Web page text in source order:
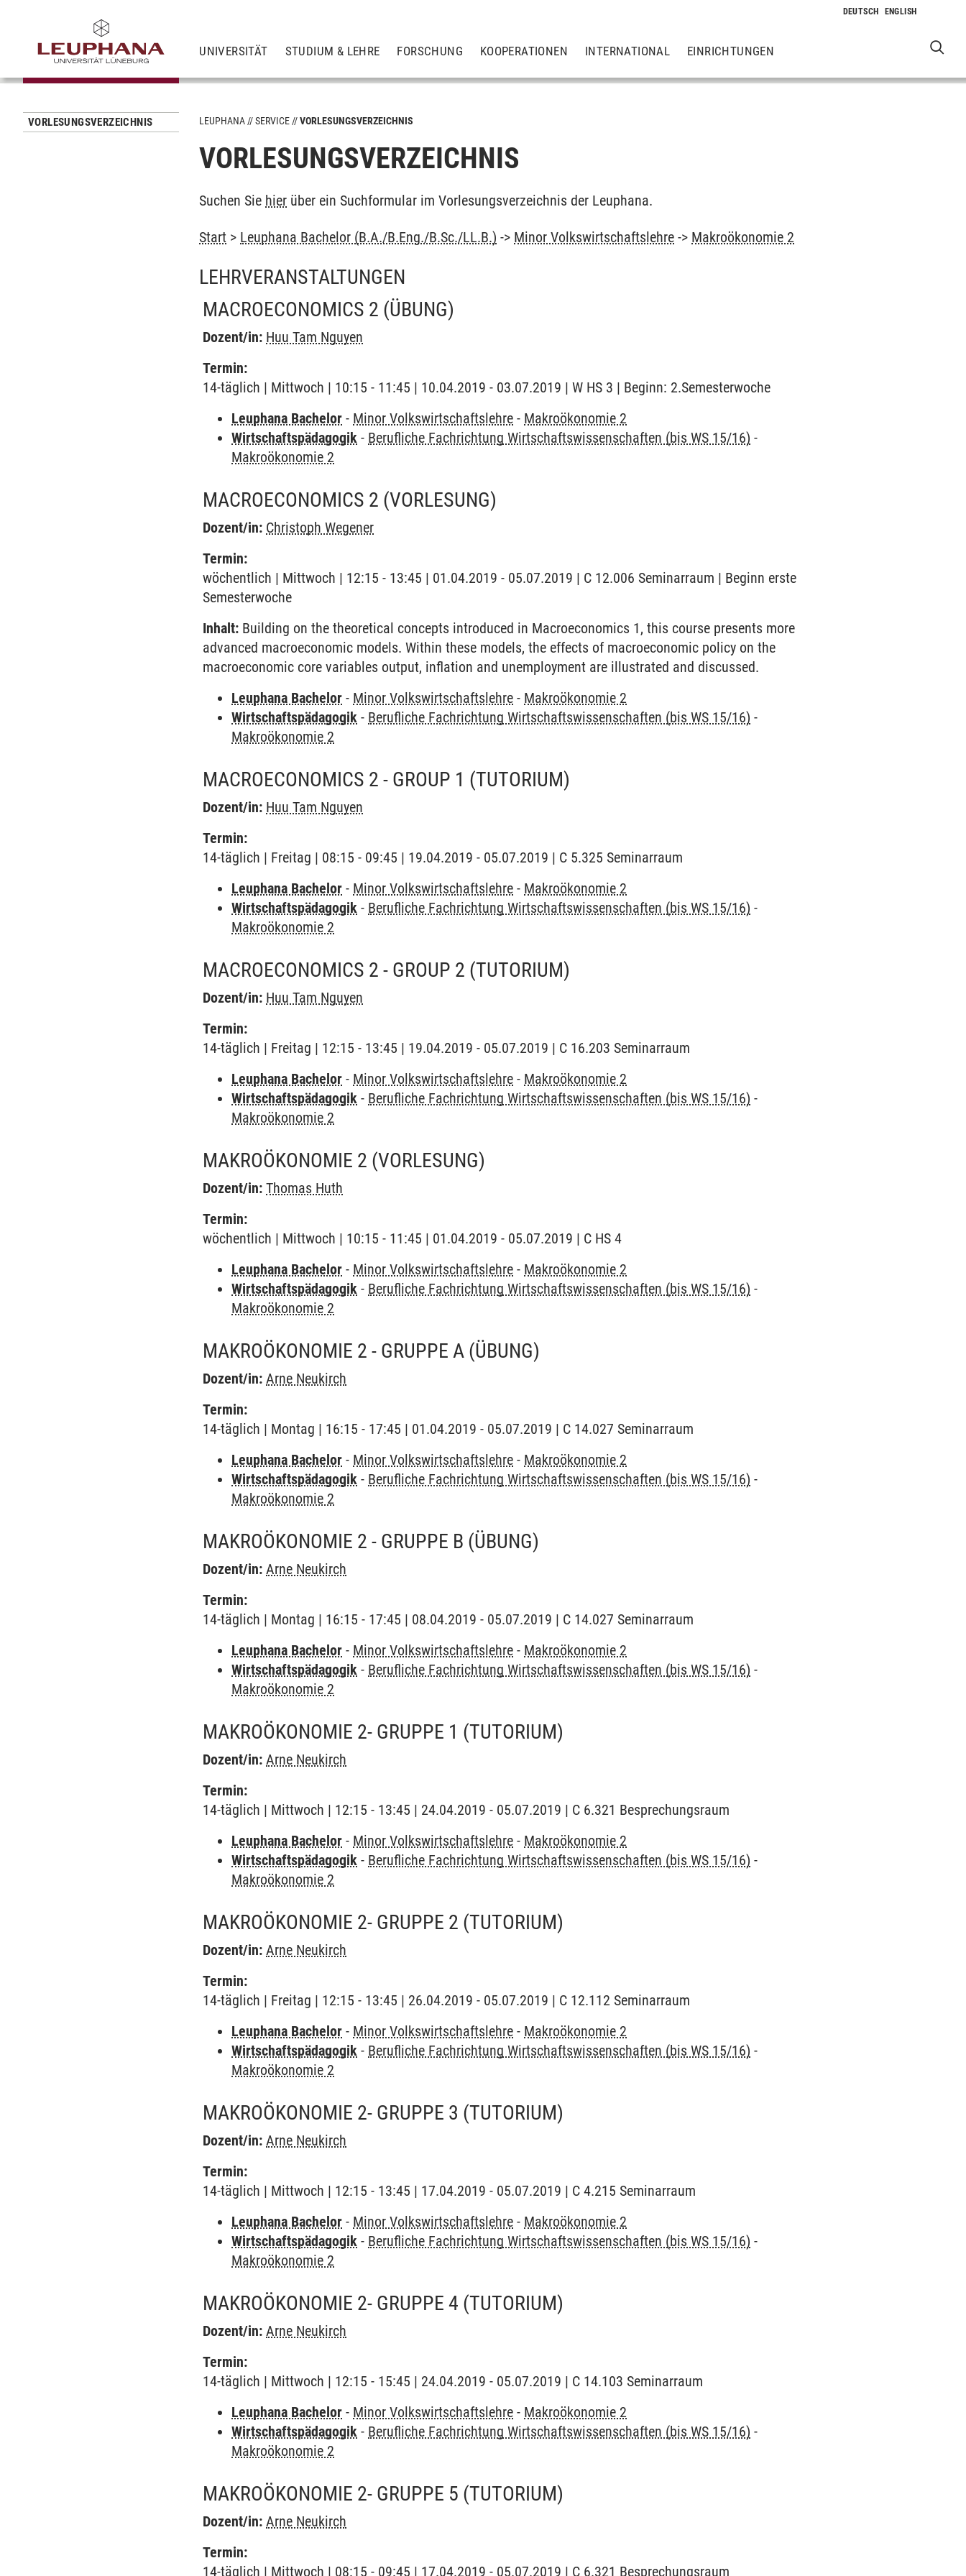
UNIVERSITÄT STUDIUM & LEHRE FORSCHUNG KOOPERATIONEN INTERNATIONAL EINRICHTUNGEN
VORLESUNGSVERZEICHNIS LEUPHANA SERVICE VORLESUNGSVERZEICHNIS
VORLESUNGSVERZEICHNIS
Suchen Sie hier über ein Suchformular im Vorlesungsverzeichnis der Leuphana.
Start > Leuphana Bachelor (B.A./B.Eng./B.Sc./LL.B.) -> Minor Volkswirtschaftslehre -> Makroökonomie 2
LEHRVERANSTALTUNGEN
MACROECONOMICS 2 (ÜBUNG)
Dozent/in: Huu Tam Nguyen
Termin:
14-täglich | Mittwoch | 10:15 - 11:45 | 10.04.2019 - 03.07.2019 | W HS 3 | Beginn: 2.Semesterwoche
Leuphana Bachelor - Minor Volkswirtschaftslehre - Makroökonomie 2
Wirtschaftspädagogik - Berufliche Fachrichtung Wirtschaftswissenschaften (bis WS 15/16) -
Makroökonomie 2
MACROECONOMICS 2 (VORLESUNG)
Dozent/in: Christoph Wegener
Termin:
wöchentlich | Mittwoch | 12:15 - 13:45 | 01.04.2019 - 05.07.2019 | C 12.006 Seminarraum | Beginn erste
Semesterwoche
Inhalt: Building on the theoretical concepts introduced in Macroeconomics 1, this course presents more
advanced macroeconomic models. Within these models, the effects of macroeconomic policy on the
macroeconomic core variables output, inflation and unemployment are illustrated and discussed.
Leuphana Bachelor - Minor Volkswirtschaftslehre - Makroökonomie 2
Wirtschaftspädagogik - Berufliche Fachrichtung Wirtschaftswissenschaften (bis WS 15/16) -
Makroökonomie 2
MACROECONOMICS 2 - GROUP 1 (TUTORIUM)
Dozent/in: Huu Tam Nguyen
Termin:
14-täglich | Freitag | 08:15 - 09:45 | 19.04.2019 - 05.07.2019 | C 5.325 Seminarraum
Leuphana Bachelor - Minor Volkswirtschaftslehre - Makroökonomie 2
Wirtschaftspädagogik - Berufliche Fachrichtung Wirtschaftswissenschaften (bis WS 15/16) -
Makroökonomie 2
MACROECONOMICS 2 - GROUP 2 (TUTORIUM)
Dozent/in: Huu Tam Nguyen
Termin:
14-täglich | Freitag | 12:15 - 13:45 | 19.04.2019 - 05.07.2019 | C 16.203 Seminarraum
Leuphana Bachelor - Minor Volkswirtschaftslehre - Makroökonomie 2
Wirtschaftspädagogik - Berufliche Fachrichtung Wirtschaftswissenschaften (bis WS 15/16) -
Makroökonomie 2
MAKROÖKONOMIE 2 (VORLESUNG)
Dozent/in: Thomas Huth
Termin:
wöchentlich | Mittwoch | 10:15 - 11:45 | 01.04.2019 - 05.07.2019 | C HS 4
Leuphana Bachelor - Minor Volkswirtschaftslehre - Makroökonomie 2
Wirtschaftspädagogik - Berufliche Fachrichtung Wirtschaftswissenschaften (bis WS 15/16) -
Makroökonomie 2
MAKROÖKONOMIE 2 - GRUPPE A (ÜBUNG)
Dozent/in: Arne Neukirch
Termin:
14-täglich | Montag | 16:15 - 17:45 | 01.04.2019 - 05.07.2019 | C 14.027 Seminarraum
Leuphana Bachelor - Minor Volkswirtschaftslehre - Makroökonomie 2
Wirtschaftspädagogik - Berufliche Fachrichtung Wirtschaftswissenschaften (bis WS 15/16) -
Makroökonomie 2
MAKROÖKONOMIE 2 - GRUPPE B (ÜBUNG)
Dozent/in: Arne Neukirch
Termin:
14-täglich | Montag | 16:15 - 17:45 | 08.04.2019 - 05.07.2019 | C 14.027 Seminarraum
Leuphana Bachelor - Minor Volkswirtschaftslehre - Makroökonomie 2
Wirtschaftspädagogik - Berufliche Fachrichtung Wirtschaftswissenschaften (bis WS 15/16) -
Makroökonomie 2
MAKROÖKONOMIE 2- GRUPPE 1 (TUTORIUM)
Dozent/in: Arne Neukirch
Termin:
14-täglich | Mittwoch | 12:15 - 13:45 | 24.04.2019 - 05.07.2019 | C 6.321 Besprechungsraum
Leuphana Bachelor - Minor Volkswirtschaftslehre - Makroökonomie 2
Wirtschaftspädagogik - Berufliche Fachrichtung Wirtschaftswissenschaften (bis WS 15/16) -
Makroökonomie 2
MAKROÖKONOMIE 2- GRUPPE 2 (TUTORIUM)
Dozent/in: Arne Neukirch
Termin:
14-täglich | Freitag | 12:15 - 13:45 | 26.04.2019 - 05.07.2019 | C 12.112 Seminarraum
Leuphana Bachelor - Minor Volkswirtschaftslehre - Makroökonomie 2
Wirtschaftspädagogik - Berufliche Fachrichtung Wirtschaftswissenschaften (bis WS 15/16) -
Makroökonomie 2
MAKROÖKONOMIE 2- GRUPPE 3 (TUTORIUM)
Dozent/in: Arne Neukirch
Termin:
14-täglich | Mittwoch | 12:15 - 13:45 | 17.04.2019 - 05.07.2019 | C 4.215 Seminarraum
Leuphana Bachelor - Minor Volkswirtschaftslehre - Makroökonomie 2
Wirtschaftspädagogik - Berufliche Fachrichtung Wirtschaftswissenschaften (bis WS 15/16) -
Makroökonomie 2
MAKROÖKONOMIE 2- GRUPPE 4 (TUTORIUM)
Dozent/in: Arne Neukirch
Termin:
14-täglich | Mittwoch | 12:15 - 15:45 | 24.04.2019 - 05.07.2019 | C 14.103 Seminarraum
Leuphana Bachelor - Minor Volkswirtschaftslehre - Makroökonomie 2
Wirtschaftspädagogik - Berufliche Fachrichtung Wirtschaftswissenschaften (bis WS 15/16) -
Makroökonomie 2
MAKROÖKONOMIE 2- GRUPPE 5 (TUTORIUM)
Dozent/in: Arne Neukirch
Termin:
14-täglich | Mittwoch | 08:15 - 09:45 | 17.04.2019 - 05.07.2019 | C 6.321 Besprechungsraum